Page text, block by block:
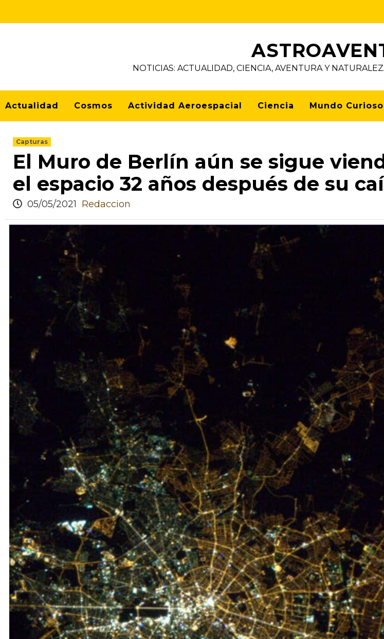
NOTICIAS: ACTUALIDAD, CIENCIA, AVENTURA Y
Actualidad Cosmos Actividad Aeroespacial Ciencia Mundo Curioso
Capturas
El Muro de Berlín aún se sigue
el espacio 32 años después de su
05/05/2021 Redaccion